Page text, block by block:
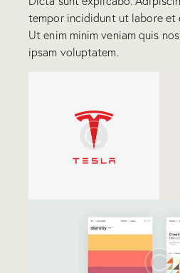
tempor incididunt ut labore et
Ut enim minim veniam quis
ipsam voluptatem.